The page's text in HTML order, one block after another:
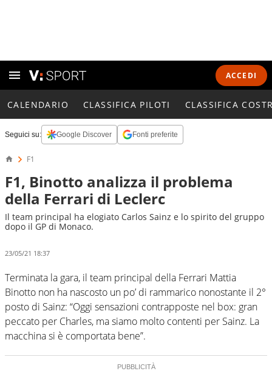
ACCEDI
CALENDARIO CLASSIFICA PILOTI CLASSIFICA
Seguici su: Google Discover Fonti preferite
F1
F1, Binotto analizza il problema
della Ferrari di Leclerc
Il team principal ha elogiato Carlos Sainz e lo spirito del gruppo
dopo il GP di Monaco.
23/05/21 18:37
Terminata la gara, il team principal della Ferrari Mattia
Binotto non ha nascosto un po’ di rammarico nonostante il 2°
posto di Sainz: “Oggi sensazioni contrapposte nel box: gran
peccato per Charles, ma siamo molto contenti per Sainz. La
macchina si è comportata bene”.